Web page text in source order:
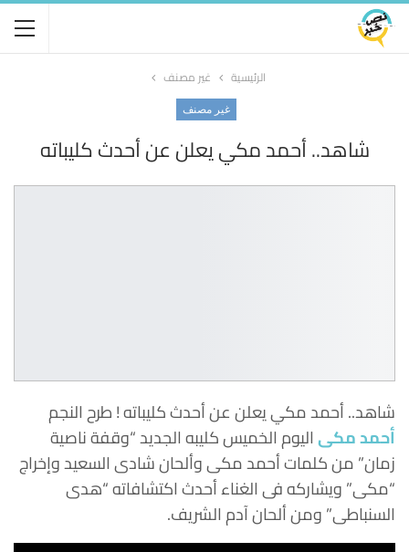
الرئيسية غير مصنف
غير مصنف
شاهد.. أحمد مكي يعلن عن أحدث كليباته
شاهد.. أحمد مكي يعلن عن أحدث كليباته ! طرح النجم
أحمد مكىاليوم الخميس كليبه الجديد “وقفة ناصية
زمان” من كلمات أحمد مكى وألحان شادى السعيد وإخراج
“مكى” ويشاركه فى الغناء أحدث اكتشافاته “هدى
السنباطى” ومن ألحان آدم الشريف.